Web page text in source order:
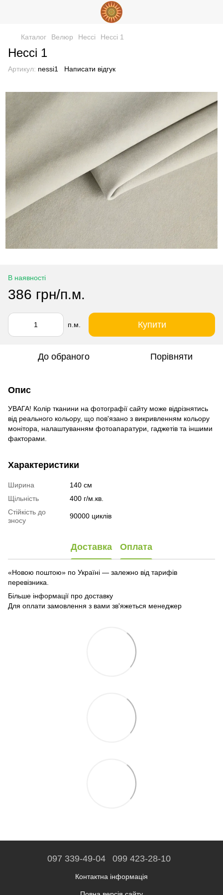
Каталог Велюр Нессі Нессі 1
Нессі 1
Артикул: nessi1 Написати відгук
В наявності
386 грн/п.м.
п.м. Купити
До обраного Порівняти
Опис
УВАГА! Колір тканини на фотографії сайту може відрізнятись
від реального кольору, що пов'язано з викривленням кольору
монітора, налаштуванням фотоапаратури, гаджетів та іншими
факторами.
Характеристики
Ширина
140 см
Щільність
400 г/м.кв.
Стійкість до
зносу
90000 циклів
Доставка Оплата
«Новою поштою» по Україні — залежно від тарифів
перевізника.
Більше інформації про доставку
Для оплати замовлення з вами зв'яжеться менеджер
097 339-49-04 099 423-28-10
Контактна інформація